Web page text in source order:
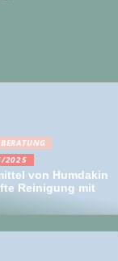
2025
von Humdakin
Reinigung mit